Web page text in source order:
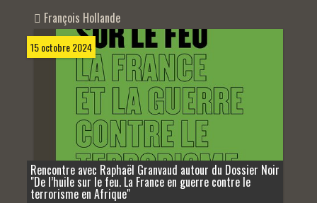
François Hollande
15 octobre 2024
Rencontre avec Raphaël Granvaud autour du Dossier Noir
"De l’huile sur le feu. La France en guerre contre le
terrorisme en Afrique"